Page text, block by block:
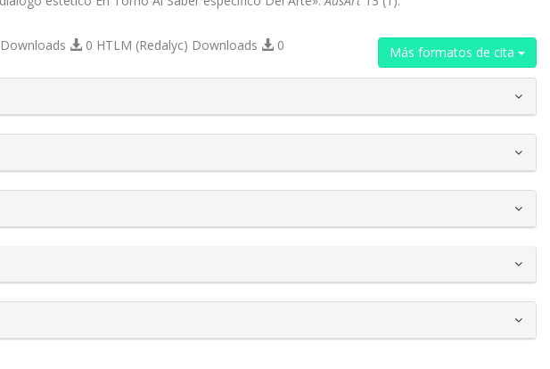
Más formatos de cita
0 HTLM (Redalyc) Downloads 0